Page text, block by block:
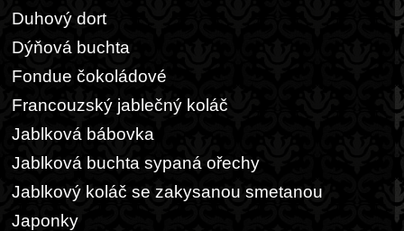
Duhový dort
Dýňová buchta
Fondue čokoládové
Francouzský jablečný koláč
Jablková bábovka
Jablková buchta sypaná ořechy
Jablkový koláč se zakysanou smetanou
Japonky